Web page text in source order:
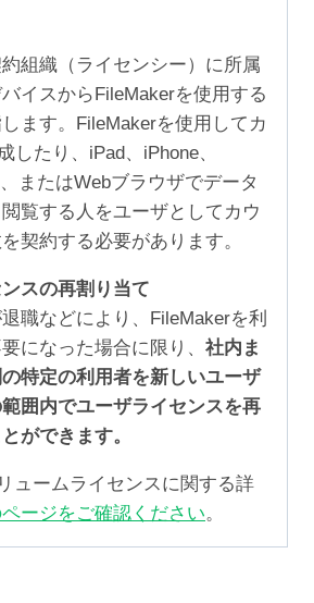
組織（ライセンシー）に所属
イスからFileMakerを使用する
ます。FileMakerを使用してカ
したり、iPad、iPhone、
またはWebブラウザでデータ
覧する人をユーザとしてカウ
契約する必要があります。
ンスの再割り当て
職などにより、FileMakerを利
になった場合に限り、 社内ま
特定の利用者を新しいユーザ
囲内でユーザライセンスを再
ができます。
ュームライセンスに関する詳
ージをご確認ください。